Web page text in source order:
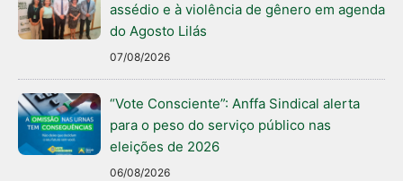
assédio e à violência de gênero em agenda
do Agosto Lilás
07/08/2026
“Vote Consciente”: Anffa Sindical alerta
para o peso do serviço público nas
eleições de 2026
06/08/2026